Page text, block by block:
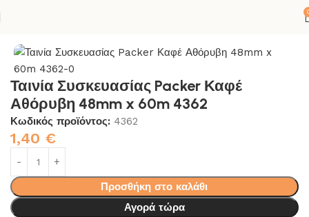
Ταινία Συσκευασίας Packer Καφέ
Αθόρυβη 48mm x 60m 4362
Κωδικός προϊόντος: 4362
1,40 €
Προσθήκη στο καλάθι
Αγορά τώρα